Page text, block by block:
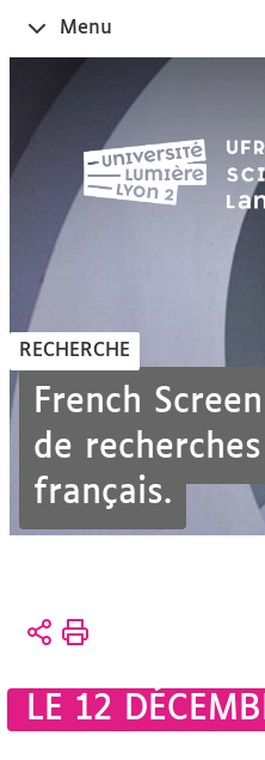
Ouvrir
le
Menu
RECHERCHE
French
de
français.
Vous
Accueil
LE 12